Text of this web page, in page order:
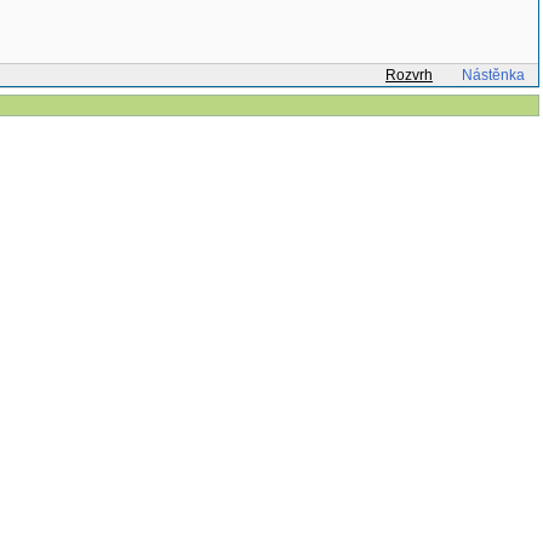
Rozvrh
Nástěnka